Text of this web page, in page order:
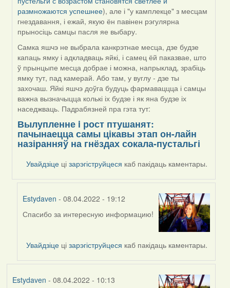
размножаются успешнее), але і "у камплекце" з месцам
гнездавання, і ежай, якую ён павінен рэгулярна
прыносіць самцы пасля яе выбару.
Самка яшчэ не выбрала канкрэтнае месца, дзе будзе
капаць ямку і адкладваць яйкі, і самец ёй паказвае, што
ў прынцыпе месца добрае і можна, напрыклад, зрабіць
ямку тут, пад камерай. Або там, у вуглу - дзе ты
захочаш. Яйкі яшчэ доўга будуць фармаваццца і самцы
важна вызначыцца колькі іх будзе і як яна будзе іх
наседжваць. Падрабязней пра гэта тут:
Вылупленне i рост птушанят:
пачынаецца самы цікавы этап он-лайн
назіранняў на гнёздах сокала-пустальгі
Увайдзіце цізарэгіструйцеся каб пакідаць каментары.
Estydaven - 08.04.2022 - 19:12
In
by
Harrier
Спасибо за интересную информацию!
Увайдзіце цізарэгіструйцеся каб пакідаць каментары.
Estydaven - 08.04.2022 - 10:13